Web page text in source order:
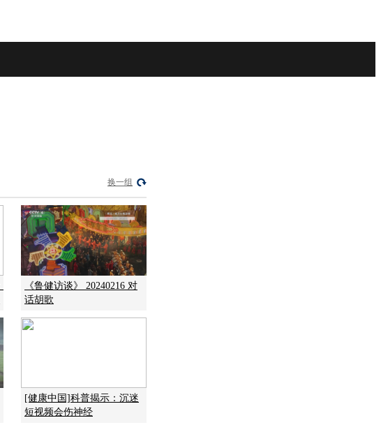
换一组
《鲁健访谈》 20240216 对
话胡歌
[健康中国]科普揭示：沉迷
短视频会伤神经